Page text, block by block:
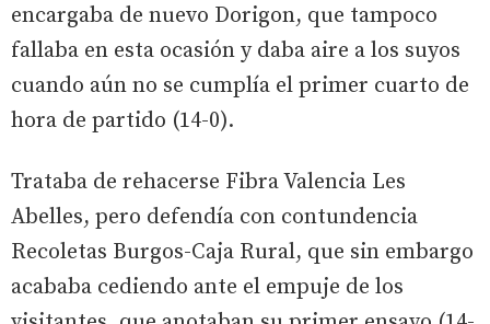
encargaba de nuevo Dorigon, que tampoco
fallaba en esta ocasión y daba aire a los suyos
cuando aún no se cumplía el primer cuarto de
hora de partido (14-0).
Trataba de rehacerse Fibra Valencia Les
Abelles, pero defendía con contundencia
Recoletas Burgos-Caja Rural, que sin embargo
acababa cediendo ante el empuje de los